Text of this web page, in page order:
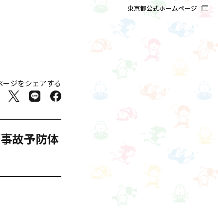
東京都公式ホームページ
ージをシェアする
故予防体